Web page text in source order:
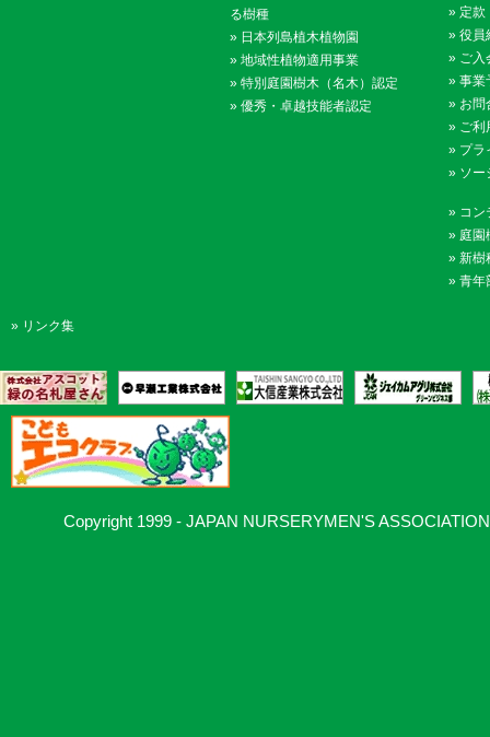
る樹種
» 日本列島植木植物園
» 地域性植物適用事業
» 特別庭園樹木（名木）認定
» 優秀・卓越技能者認定
» 定款
» 役員
» ご入
» 事業
» お問
» ご利
» プラ
» ソー
» コン
» 庭園
» 新樹
» 青年
» リンク集
Copyright 1999 - JAPAN NURSERYMEN'S